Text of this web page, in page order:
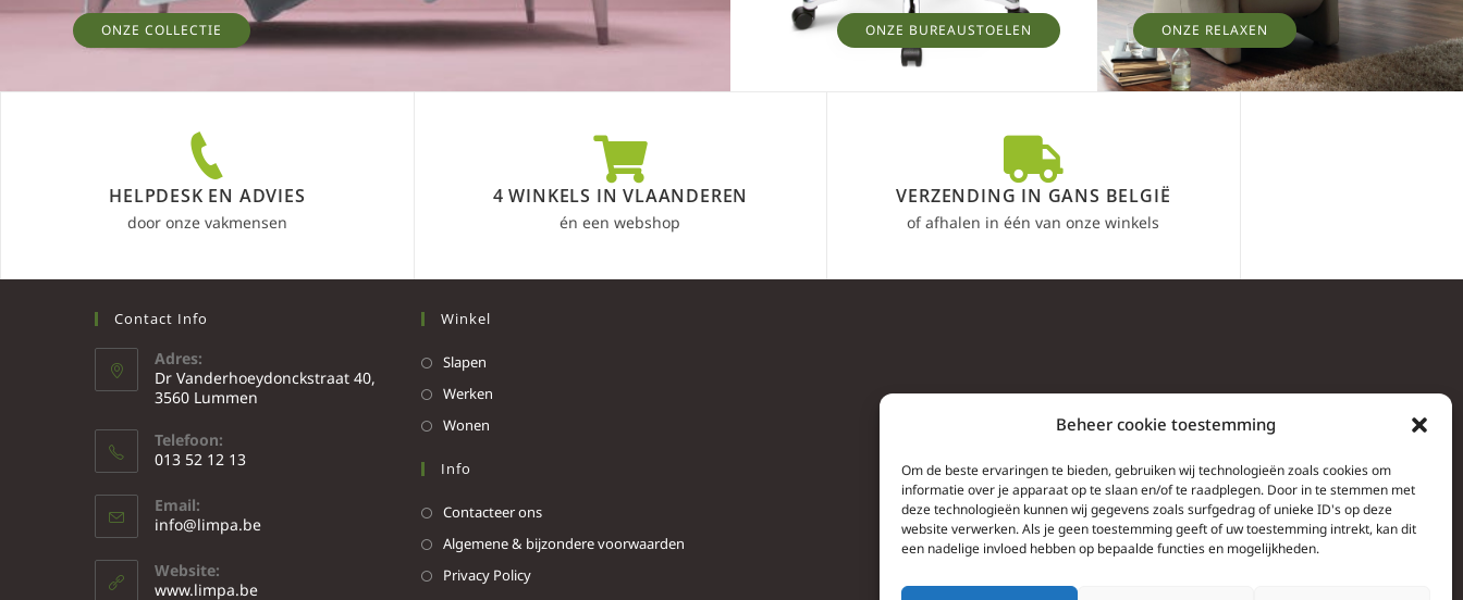
Beheer cookie toestemming
Om de beste ervaringen te bieden, gebruiken wij technologieën zoals cookies om
informatie over je apparaat op te slaan en/of te raadplegen. Door in te stemmen met
deze technologieën kunnen wij gegevens zoals surfgedrag of unieke ID's op deze
website verwerken. Als je geen toestemming geeft of uw toestemming intrekt, kan dit
een nadelige invloed hebben op bepaalde functies en mogelijkheden.
ONZE COLLECTIE ONZE BUREAUSTOELEN ONZE RELAXEN
HELPDESK EN ADVIES
door onze vakmensen
4 WINKELS IN VLAANDEREN
én een webshop
VERZENDING IN GANS BELGIË
of afhalen in één van onze winkels
Contact Info
Adres:
Dr Vanderhoeydonckstraat 40,
3560 Lummen
Telefoon:
013 52 12 13
Email:
info@limpa.be
Website:
www.limpa.be
Winkel
Slapen
Werken
Wonen
Info
Contacteer ons
Algemene & bijzondere voorwaarden
Privacy Policy